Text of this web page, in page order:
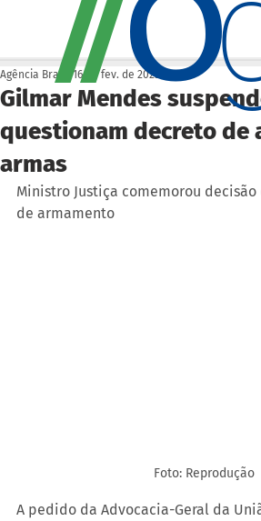
Gilmar Mendes
questionam decreto de
armas
Agência Brasil 16 de fev. de 2023
Ministro Justiça comemorou
de armamento
Foto: Reprodução
A pedido da Advocacia-Geral da